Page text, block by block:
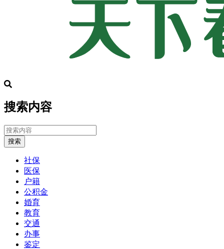
搜索内容
搜索
社保
医保
户籍
公积金
婚育
教育
交通
办事
鉴定